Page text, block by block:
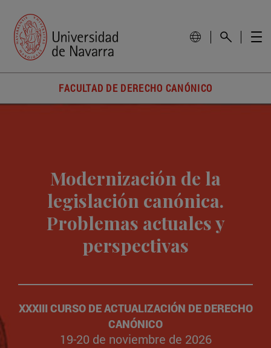
FACULTAD DE DERECHO CANÓNICO
Modernización de la
legislación canónica.
Problemas actuales y
perspectivas
XXXIII CURSO DE ACTUALIZACIÓN DE DERECHO
CANÓNICO
19-20 de noviembre de 2026